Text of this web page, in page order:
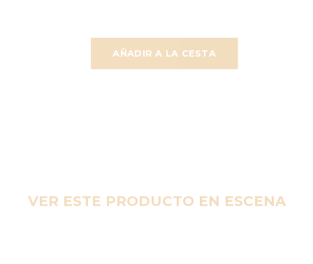
AÑADIR A LA CESTA
VER ESTE PRODUCTO EN ESCENA